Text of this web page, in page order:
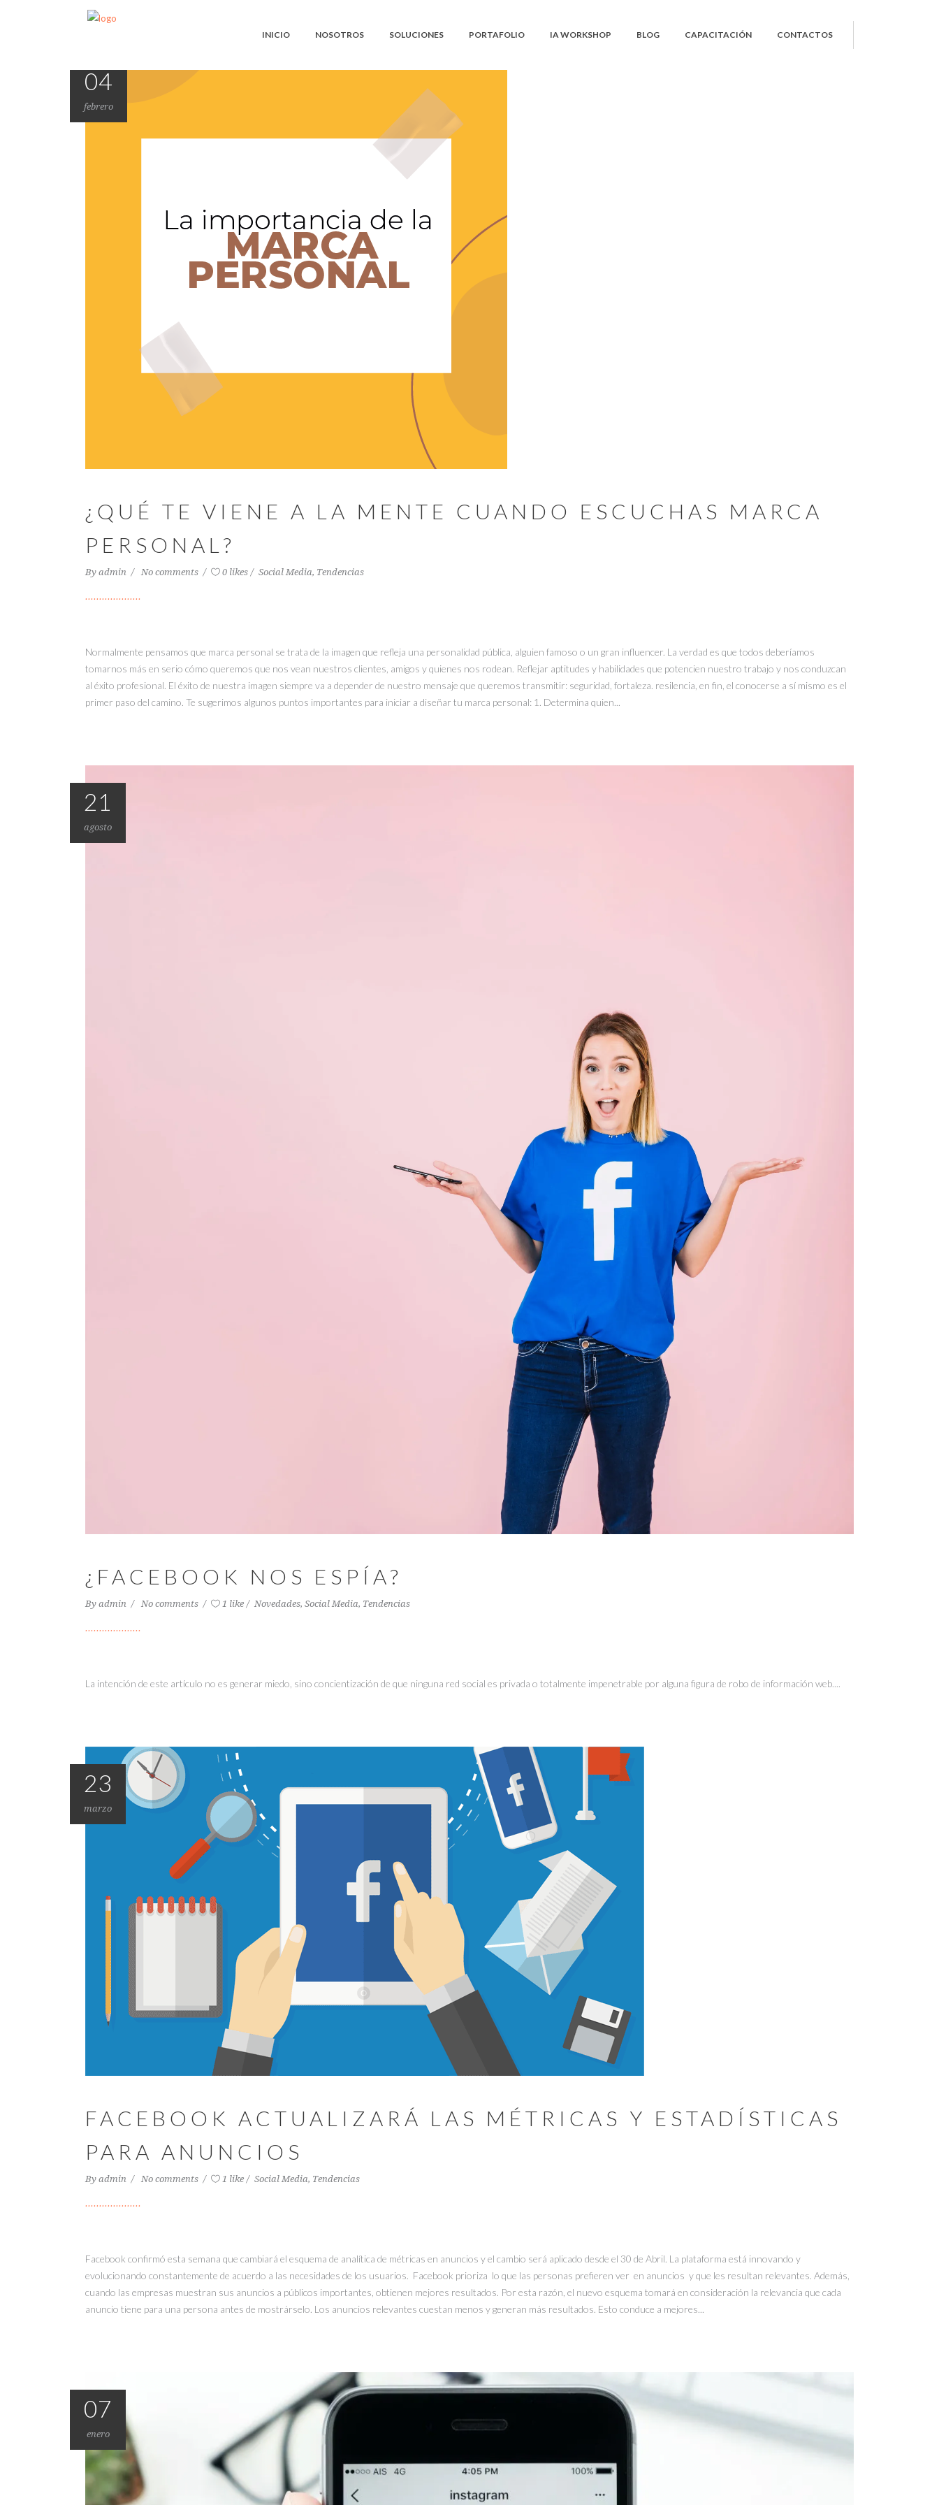
INICIO NOSOTROS SOLUCIONES PORTAFOLIO IA WORKSHOP BLOG CAPACITACIÓN CONTACTOS
04
febrero
¿QUÉ TE VIENE A LA MENTE CUANDO ESCUCHAS MARCA
PERSONAL?
By admin No comments 0 likes Social Media, Tendencias
Normalmente pensamos que marca personal se trata de la imagen que refleja una personalidad pública, alguien famoso o un gran influencer. La verdad es que todos deberíamos
tomarnos más en serio cómo queremos que nos vean nuestros clientes, amigos y quienes nos rodean. Reflejar aptitudes y habilidades que potencien nuestro trabajo y nos conduzcan
al éxito profesional. El éxito de nuestra imagen siempre va a depender de nuestro mensaje que queremos transmitir: seguridad, fortaleza. resilencia, en fin, el conocerse a sí mismo es el
primer paso del camino. Te sugerimos algunos puntos importantes para iniciar a diseñar tu marca personal: 1. Determina quien...
21
agosto
¿FACEBOOK NOS ESPÍA?
By admin No comments 1 like Novedades, Social Media, Tendencias
La intención de este artículo no es generar miedo, sino concientización de que ninguna red social es privada o totalmente impenetrable por alguna figura de robo de información web....
23
marzo
FACEBOOK ACTUALIZARÁ LAS MÉTRICAS Y ESTADÍSTICAS
PARA ANUNCIOS
By admin No comments 1 like Social Media, Tendencias
Facebook confirmó esta semana que cambiará el esquema de analítica de métricas en anuncios y el cambio será aplicado desde el 30 de Abril. La plataforma está innovando y
evolucionando constantemente de acuerdo a las necesidades de los usuarios. Facebook prioriza lo que las personas prefieren ver en anuncios y que les resultan relevantes. Además,
cuando las empresas muestran sus anuncios a públicos importantes, obtienen mejores resultados. Por esta razón, el nuevo esquema tomará en consideración la relevancia que cada
anuncio tiene para una persona antes de mostrárselo. Los anuncios relevantes cuestan menos y generan más resultados. Esto conduce a mejores...
07
enero